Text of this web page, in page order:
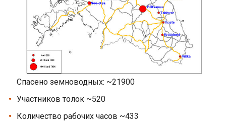
Спасено земноводных: ~21900
Участников толок ~520
Количество рабочих часов ~433